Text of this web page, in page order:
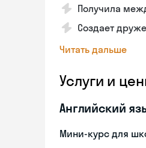
Получила
Создает
Читать дальше
Услуги и
Английский
Мини-курс для